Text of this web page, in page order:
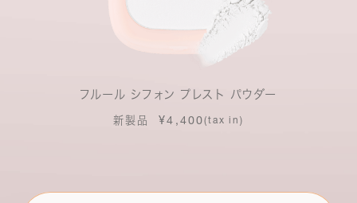
フルール シフォン プレスト パウダー
新製品 ¥4,400(tax in)